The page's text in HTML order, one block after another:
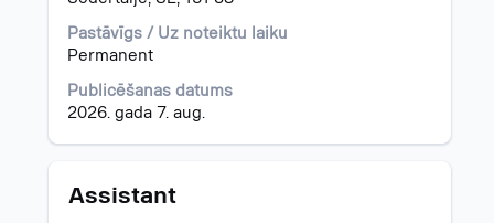
Pastāvīgs / Uz noteiktu laiku
Permanent
Publicēšanas datums
2026. gada 7. aug.
visu
informāciju
darba
piedāvājumu.
Amats
Assistant
Atlasiet,